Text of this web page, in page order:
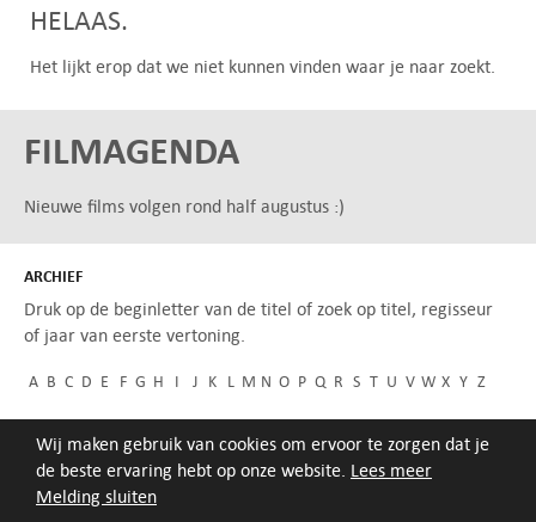
Melding sluiten
Wij maken gebruik van cookies om ervoor te zorgen dat je
de beste ervaring hebt op onze website. Lees meer
HELAAS.
Het lijkt erop dat we niet kunnen vinden waar je naar zoekt.
FILMAGENDA
Nieuwe films volgen rond half augustus :)
ARCHIEF
Druk op de beginletter van de titel of zoek op titel, regisseur
of jaar van eerste vertoning.
A B C D E F G H I J K L M N O P Q R S T U V W X Y Z